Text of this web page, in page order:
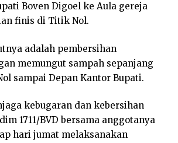
Boven Digoel ke Aula gereja
finis di Titik Nol.
adalah pembersihan
memungut sampah sepanjang
sampai Depan Kantor Bupati.
kebugaran dan kebersihan
1711/BVD bersama anggotanya
hari jumat melaksanakan